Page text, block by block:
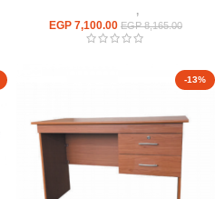
مكاتب,
EGP8,165.00
EGP 7,100.00
-13%